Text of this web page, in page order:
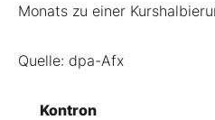
Monats zu einer
Quelle: dpa-Afx
Kontron